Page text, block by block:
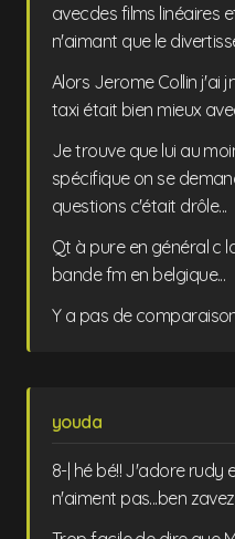
avecdes films linéaires
n'aimant que le
Alors Jerome Collin j'ai
taxi était bien mieux
Je trouve que lui au
spécifique on se
questions c'était drôle...
Qt à pure en général c
bande fm en belgique...
Y a pas de
youda
8-| hé bé!! J'adore rudy
n'aiment pas...ben